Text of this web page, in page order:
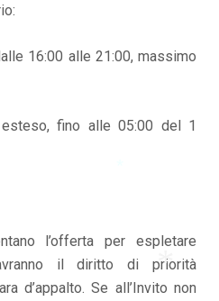
16:00 alle 21:00, massimo
fino alle 05:00 del 1
l’offerta per espletare
il diritto di priorità
d’appalto. Se all’Invito non